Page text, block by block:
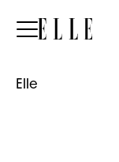
Elle
Elle